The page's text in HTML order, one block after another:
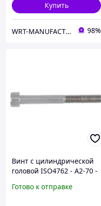
Купить
WRT-MANUFACTURING 98%
Винт с цилиндрической
головой ISO4762 - A2-70 -
арт. 009410100 )
Готово к отправке